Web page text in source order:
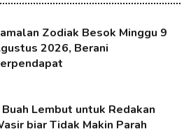
Zodiak Besok Minggu 9
2026, Berani
Buah Lembut untuk Redakan
biar Tidak Makin Parah